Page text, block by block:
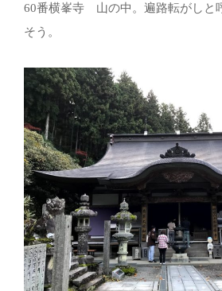
60番横峯寺 山の中。遍路転がしと
そう。